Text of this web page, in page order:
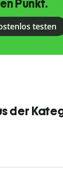
Punkt.
testen
der